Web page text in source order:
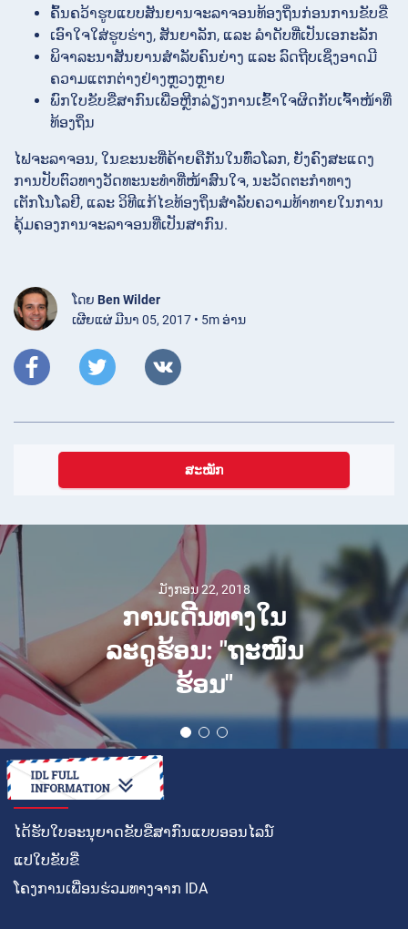
ຄົ້ນຄວ້າຮູບແບບສັນຍານຈະລາຈອນທ້ອງຖິ່ນກ່ອນການຂັບຂີ່
ເອົາໃຈໃສ່ຮູບຮ່າງ, ສັນຍາລັກ, ແລະ ລຳດັບທີ່ເປັນເອກະລັກ
ພິຈາລະນາສັນຍານສຳລັບຄົນຍ່າງ ແລະ ລົດຖີບເຊິ່ງອາດມີ
ຄວາມແຕກຕ່າງຢ່າງຫຼວງຫຼາຍ
ພົກໃບຂັບຂີ່ສາກົນເພື່ອຫຼີກລ່ຽງການເຂົ້າໃຈຜິດກັບເຈົ້າໜ້າທີ່
ທ້ອງຖິ່ນ
ໄຟຈະລາຈອນ, ໃນຂະນະທີ່ຄ້າຍຄືກັນໃນທົ່ວໂລກ, ຍັງຄົງສະແດງ
ການປັບຕົວທາງວັດທະນະທຳທີ່ໜ້າສົນໃຈ, ນະວັດຕະກຳທາງ
ເຕັກໂນໂລຢີ, ແລະ ວິທີແກ້ໄຂທ້ອງຖິ່ນສຳລັບຄວາມທ້າທາຍໃນການ
ຄຸ້ມຄອງການຈະລາຈອນທີ່ເປັນສາກົນ.
ໂດຍ Ben Wilder
ເຜີຍແຜ່ ມີນາ 05, 2017 • 5m ອ່ານ
ສະໝັກ
ມັງກອນ 22, 2018
ການເດີນທາງໃນ
ລະດູຮ້ອນ: "ຖະໜົນ
ຮ້ອນ"
ວິທີໃນການ
ໄດ້ຮັບໃບອະນຸຍາດຂັບຂີ່ສາກົນແບບອອນໄລນ໌
ແປໃບຂັບຂີ່
ໂຄງການເພື່ອນຮ່ວມທາງຈາກ IDA